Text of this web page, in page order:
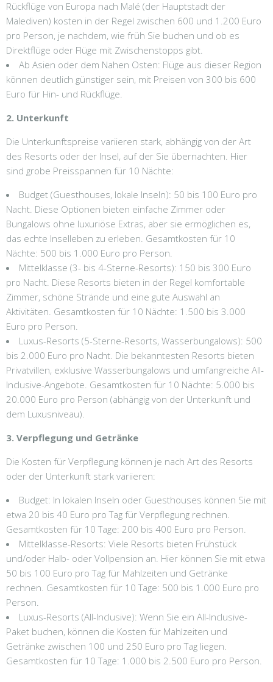
Rückflüge von Europa nach Malé (der Hauptstadt der
Malediven) kosten in der Regel zwischen 600 und 1.200 Euro
pro Person, je nachdem, wie früh Sie buchen und ob es
Direktflüge oder Flüge mit Zwischenstopps gibt.
Ab Asien oder dem Nahen Osten: Flüge aus dieser Region
können deutlich günstiger sein, mit Preisen von 300 bis 600
Euro für Hin- und Rückflüge.
2. Unterkunft
Die Unterkunftspreise variieren stark, abhängig von der Art
des Resorts oder der Insel, auf der Sie übernachten. Hier
sind grobe Preisspannen für 10 Nächte:
Budget (Guesthouses, lokale Inseln): 50 bis 100 Euro pro
Nacht. Diese Optionen bieten einfache Zimmer oder
Bungalows ohne luxuriöse Extras, aber sie ermöglichen es,
das echte Inselleben zu erleben. Gesamtkosten für 10
Nächte: 500 bis 1.000 Euro pro Person.
Mittelklasse (3- bis 4-Sterne-Resorts): 150 bis 300 Euro
pro Nacht. Diese Resorts bieten in der Regel komfortable
Zimmer, schöne Strände und eine gute Auswahl an
Aktivitäten. Gesamtkosten für 10 Nächte: 1.500 bis 3.000
Euro pro Person.
Luxus-Resorts (5-Sterne-Resorts, Wasserbungalows): 500
bis 2.000 Euro pro Nacht. Die bekanntesten Resorts bieten
Privatvillen, exklusive Wasserbungalows und umfangreiche All-
Inclusive-Angebote. Gesamtkosten für 10 Nächte: 5.000 bis
20.000 Euro pro Person (abhängig von der Unterkunft und
dem Luxusniveau).
3. Verpflegung und Getränke
Die Kosten für Verpflegung können je nach Art des Resorts
oder der Unterkunft stark variieren:
Budget: In lokalen Inseln oder Guesthouses können Sie mit
etwa 20 bis 40 Euro pro Tag für Verpflegung rechnen.
Gesamtkosten für 10 Tage: 200 bis 400 Euro pro Person.
Mittelklasse-Resorts: Viele Resorts bieten Frühstück
und/oder Halb- oder Vollpension an. Hier können Sie mit etwa
50 bis 100 Euro pro Tag für Mahlzeiten und Getränke
rechnen. Gesamtkosten für 10 Tage: 500 bis 1.000 Euro pro
Person.
Luxus-Resorts (All-Inclusive): Wenn Sie ein All-Inclusive-
Paket buchen, können die Kosten für Mahlzeiten und
Getränke zwischen 100 und 250 Euro pro Tag liegen.
Gesamtkosten für 10 Tage: 1.000 bis 2.500 Euro pro Person.